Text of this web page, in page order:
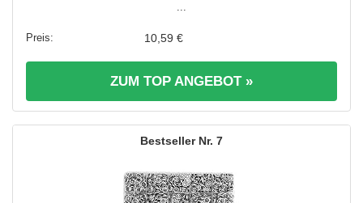
...
10,59 €
ZUM TOP ANGEBOT »
7